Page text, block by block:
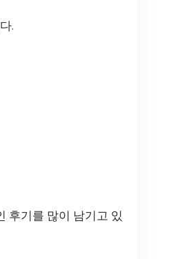
.
후기를 많이 남기고 있